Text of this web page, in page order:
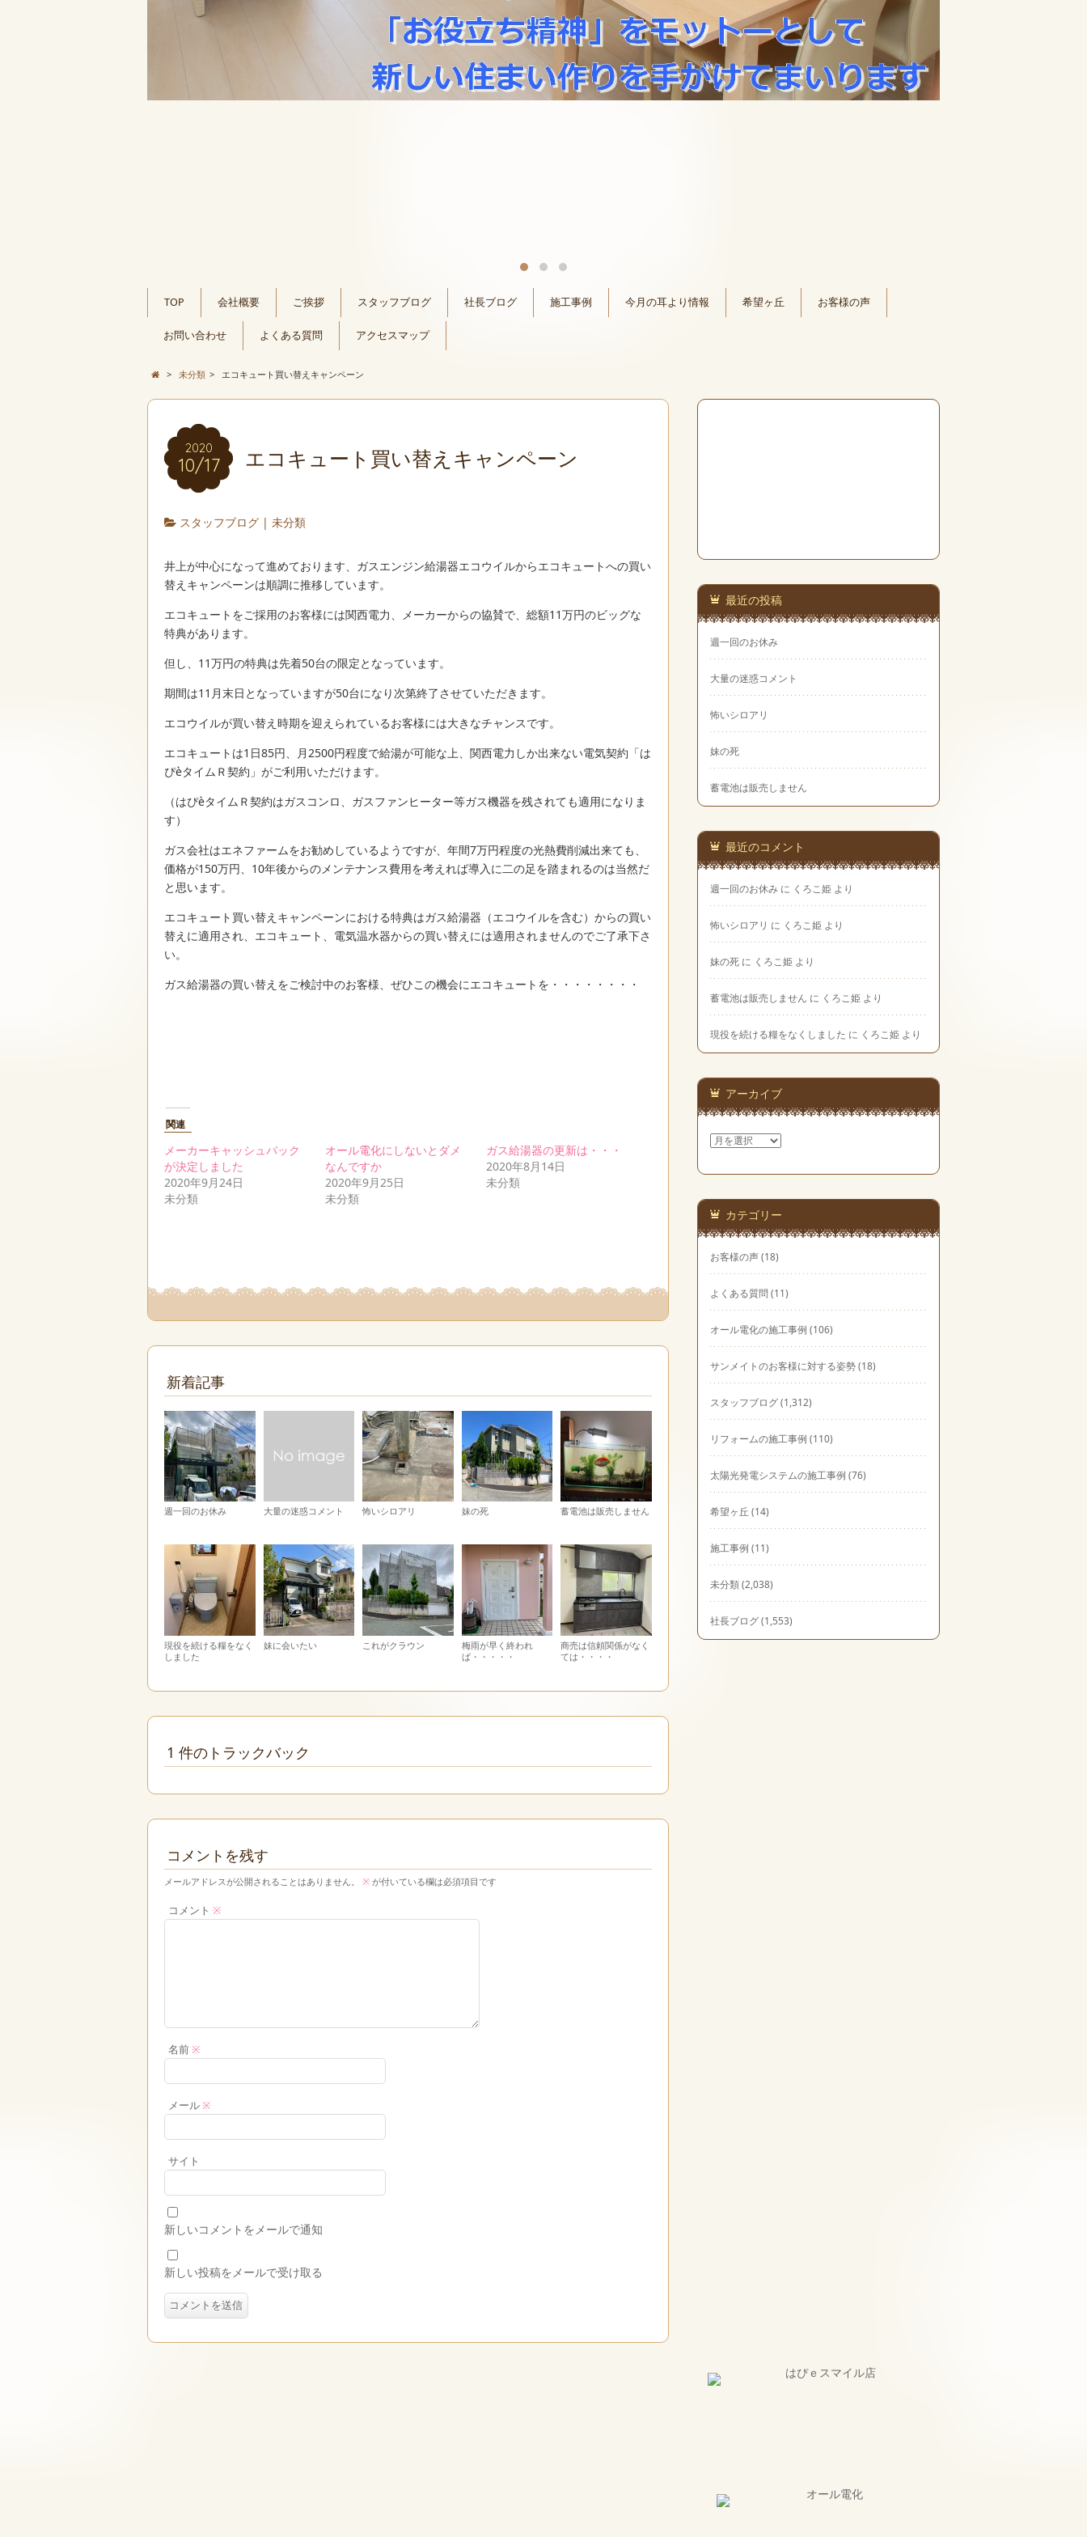
TOP 会社概要 ご挨拶 スタッフブログ 社長ブログ 施工事例 今月の耳より情報 希望ヶ丘 お客様の声
お問い合わせ よくある質問 アクセスマップ
> 未分類 > エコキュート買い替えキャンペーン
2020
10/17 エコキュート買い替えキャンペーン
スタッフブログ |未分類
井上が中心になって進めております、ガスエンジン給湯器エコウイルからエコキュートへの買い
替えキャンペーンは順調に推移しています。
エコキュートをご採用のお客様には関西電力、メーカーからの協賛で、総額11万円のビッグな
特典があります。
但し、11万円の特典は先着50台の限定となっています。
期間は11月末日となっていますが50台になり次第終了させていただきます。
エコウイルが買い替え時期を迎えられているお客様には大きなチャンスです。
エコキュートは1日85円、月2500円程度で給湯が可能な上、関西電力しか出来ない電気契約「は
ぴèタイムＲ契約」がご利用いただけます。
（はぴèタイムＲ契約はガスコンロ、ガスファンヒーター等ガス機器を残されても適用になりま
す）
ガス会社はエネファームをお勧めしているようですが、年間7万円程度の光熱費削減出来ても、
価格が150万円、10年後からのメンテナンス費用を考えれば導入に二の足を踏まれるのは当然だ
と思います。
エコキュート買い替えキャンペーンにおける特典はガス給湯器（エコウイルを含む）からの買い
替えに適用され、エコキュート、電気温水器からの買い替えには適用されませんのでご了承下さ
い。
ガス給湯器の買い替えをご検討中のお客様、ぜひこの機会にエコキュートを・・・・・・・・
関連
メーカーキャッシュバック
が決定しました
2020年9月24日
未分類
オール電化にしないとダメ
なんですか
2020年9月25日
未分類
ガス給湯器の更新は・・・
2020年8月14日
未分類
新着記事
週一回のお休み 大量の迷惑コメント 怖いシロアリ 妹の死 蓄電池は販売しません
現役を続ける糧をなく
しました
妹に会いたい これがクラウン
梅雨が早く終われ
ば・・・・・
商売は信頼関係がなく
ては・・・・
1 件のトラックバック
コメントを残す
メールアドレスが公開されることはありません。 ※ が付いている欄は必須項目です
コメント ※
名前※
メール※
サイト
新しいコメントをメールで通知
新しい投稿をメールで受け取る
最近の投稿
週一回のお休み
大量の迷惑コメント
怖いシロアリ
妹の死
蓄電池は販売しません
最近のコメント
週一回のお休み に くろこ姫 より
怖いシロアリ に くろこ姫 より
妹の死 に くろこ姫 より
蓄電池は販売しません に くろこ姫 より
現役を続ける糧をなくしました に くろこ姫 より
アーカイブ
ア
ー
イ
カテゴリー
お客様の声(18)
よくある質問(11)
オール電化の施工事例 (106)
サンメイトのお客様に対する姿勢(18)
スタッフブログ(1,312)
リフォームの施工事例 (110)
太陽光発電システムの施工事例 (76)
希望ヶ丘 (14)
施工事例 (11)
未分類(2,038)
社長ブログ(1,553)